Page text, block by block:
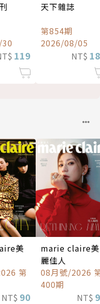
119
天下雜誌
第854期
2026/08/05
NT$
美
第
NT$ 90
marie claire美
麗佳人
08月號/2026
400期
NT$